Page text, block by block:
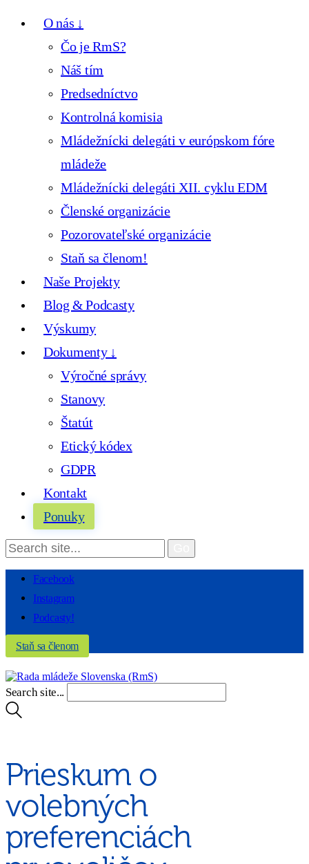
O nás ↓
Čo je RmS?
Náš tím
Predsedníctvo
Kontrolná komisia
Mládežnícki delegáti v európskom fóre
mládeže
Mládežnícki delegáti XII. cyklu EDM
Členské organizácie
Pozorovateľské organizácie
Staň sa členom!
Naše Projekty
Blog & Podcasty
Výskumy
Dokumenty ↓
Výročné správy
Stanovy
Štatút
Etický kódex
GDPR
Kontakt
Ponuky
Facebook
Instagram
Podcasty!
Staň sa členom
Search site...
Prieskum o
volebných
preferenciách